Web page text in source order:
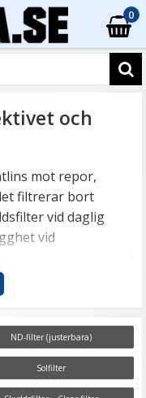
0
och
mot repor,
filtrerar bort
vid daglig
vid
ND-filter (justerbara)
Solfilter